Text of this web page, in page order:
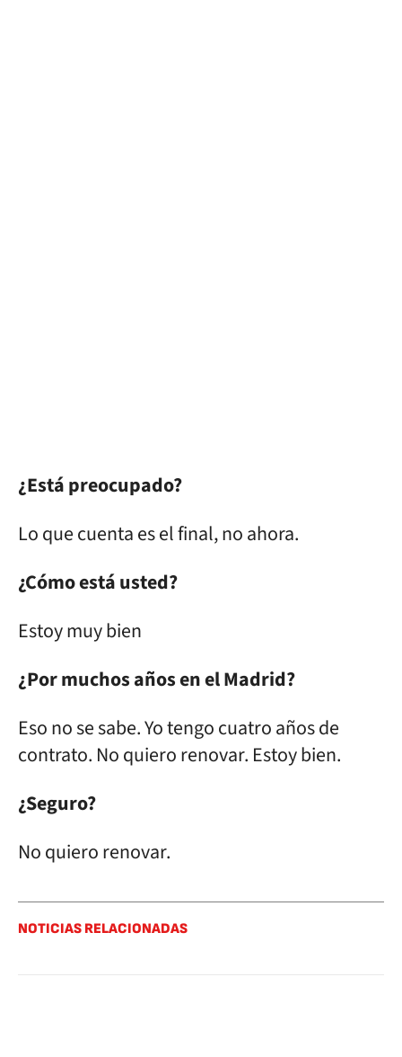
¿Está preocupado?
Lo que cuenta es el final, no ahora.
¿Cómo está usted?
Estoy muy bien
¿Por muchos años en el Madrid?
Eso no se sabe. Yo tengo cuatro años de
contrato. No quiero renovar. Estoy bien.
¿Seguro?
No quiero renovar.
NOTICIAS RELACIONADAS